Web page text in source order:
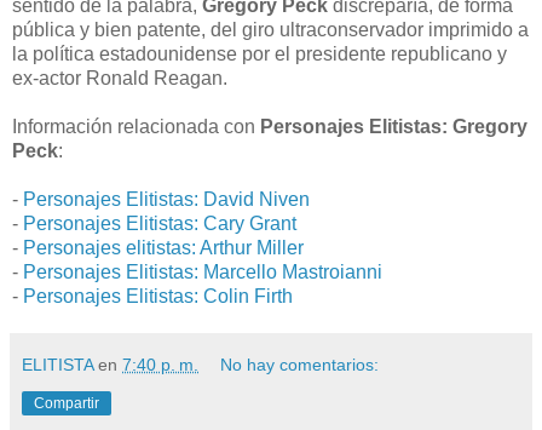
sentido de la palabra, Gregory Peck discreparía, de forma
pública y bien patente, del giro ultraconservador imprimido a
la política estadounidense por el presidente republicano y
ex-actor Ronald Reagan.
Información relacionada con Personajes Elitistas: Gregory
Peck:
- Personajes Elitistas: David Niven
- Personajes Elitistas: Cary Grant
- Personajes elitistas: Arthur Miller
- Personajes Elitistas: Marcello Mastroianni
- Personajes Elitistas: Colin Firth
ELITISTA en 7:40 p. m. No hay comentarios:
Compartir